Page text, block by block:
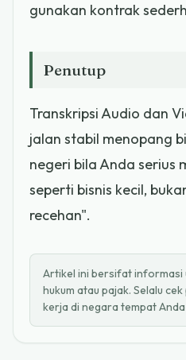
gunakan kontrak
Penutup
Transkripsi Audio dan
jalan stabil menopang
negeri bila Anda serius
seperti bisnis kecil,
recehan".
Artikel ini bersifat informasi
hukum atau pajak. Selalu
kerja di negara tempat